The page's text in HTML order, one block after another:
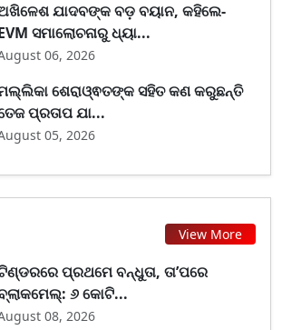
ଯାଦବଙ୍କ ବଡ଼ ବୟାନ, କହିଲେ-
ସମାଲୋଚନାରୁ ଧ୍ୟା...
06, 2026
ଶେରାଓ୍ଵତଙ୍କ ସହିତ କଣ କରୁଛନ୍ତି
ପ୍ରତାପ ଯା...
05, 2026
View More
ପ୍ରଥମେ ବନ୍ଧୁତା, ତା’ପରେ
୬ କୋଟି...
08, 2026